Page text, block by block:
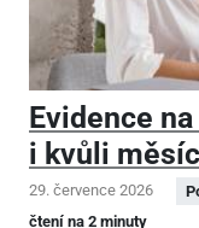
Evidence
i kvůli
29. července 2026
čtení na 2 minuty